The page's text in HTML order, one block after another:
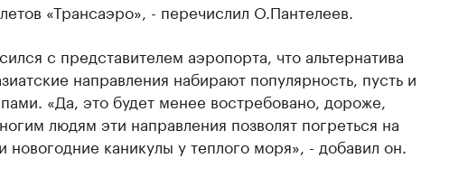
«Трансаэро», - перечислил О.Пантелеев.
с представителем аэропорта, что альтернатива
направления набирают популярность, пусть и
«Да, это будет менее востребовано, дороже,
людям эти направления позволят погреться на
новогодние каникулы у теплого моря», - добавил он.